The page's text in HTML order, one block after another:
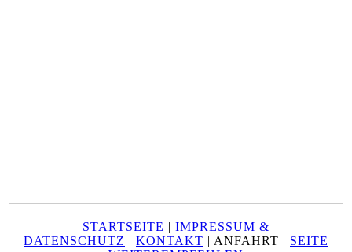
STARTSEITE | IMPRESSUM &
DATENSCHUTZ | KONTAKT | ANFAHRT | SEITE